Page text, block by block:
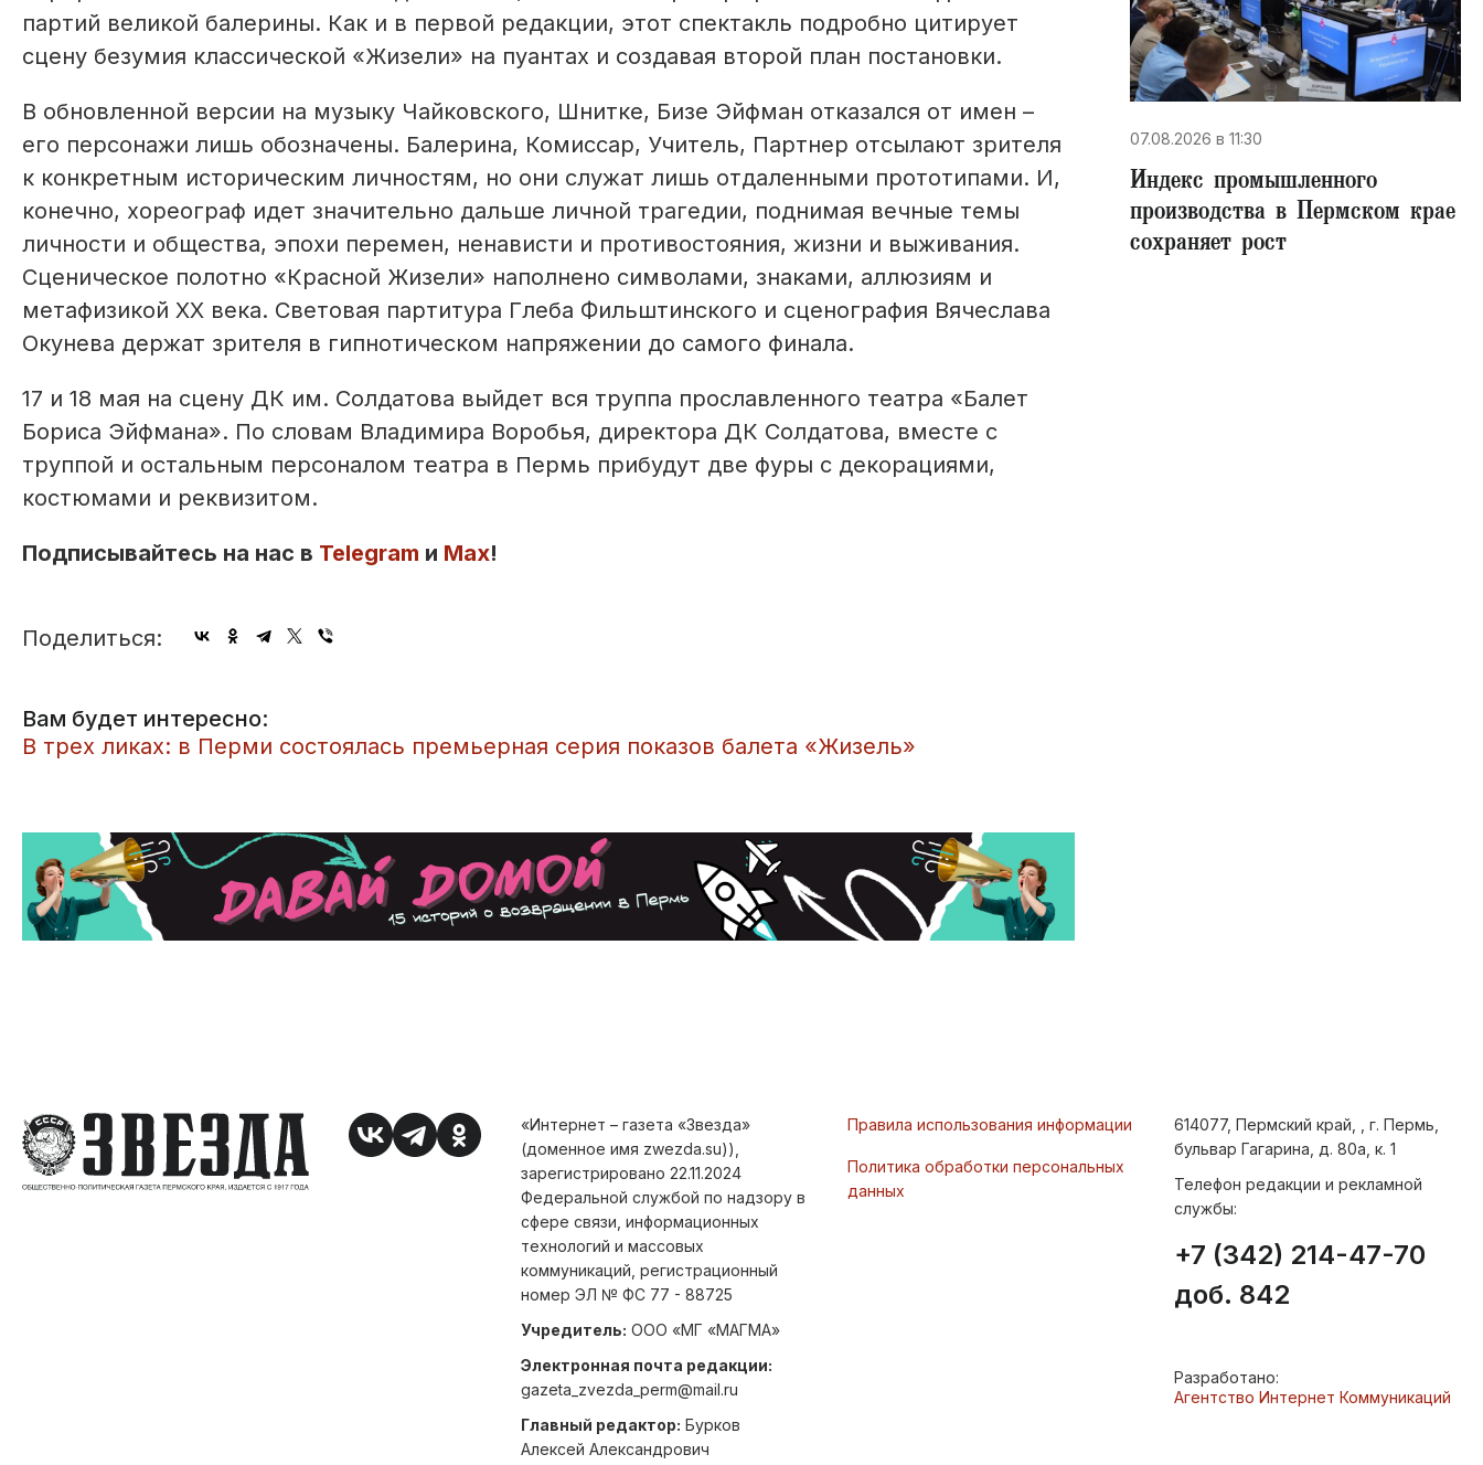
партий великой балерины. Как и в первой редакции, этот спектакль подробно цитирует
сцену безумия классической «Жизели» на пуантах и создавая второй план постановки.
В обновленной версии на музыку Чайковского, Шнитке, Бизе Эйфман отказался от имен –
его персонажи лишь обозначены. Балерина, Комиссар, Учитель, Партнер отсылают зрителя
к конкретным историческим личностям, но они служат лишь отдаленными прототипами. И,
конечно, хореограф идет значительно дальше личной трагедии, поднимая вечные темы
личности и общества, эпохи перемен, ненависти и противостояния, жизни и выживания.
Сценическое полотно «Красной Жизели» наполнено символами, знаками, аллюзиям и
метафизикой ХХ века. Световая партитура Глеба Фильштинского и сценография Вячеслава
Окунева держат зрителя в гипнотическом напряжении до самого финала.
17 и 18 мая на сцену ДК им. Солдатова выйдет вся труппа прославленного театра «Балет
Бориса Эйфмана». По словам Владимира Воробья, директора ДК Солдатова, вместе с
труппой и остальным персоналом театра в Пермь прибудут две фуры с декорациями,
костюмами и реквизитом.
Подписывайтесь на нас в Telegram и Max!
Поделиться:
Вам будет интересно:
​В трех ликах: в Перми состоялась премьерная серия показов балета «Жизель»
07.08.2026 в 11:30
Индекс промышленного
производства в Пермском крае
сохраняет рост
«Интернет – газета «Звезда»
(доменное имя zwezda.su)),
зарегистрировано 22.11.2024
Федеральной службой по надзору в
сфере связи, информационных
технологий и массовых
коммуникаций, регистрационный
номер ЭЛ № ФС 77 - 88725
Учредитель: ООО «МГ «МАГМА»
Электронная почта редакции:
gazeta_zvezda_perm@mail.ru
Главный редактор: Бурков
Алексей Александрович
Правила использования информации
Политика обработки персональных
данных
614077, Пермский край, , г. Пермь,
бульвар Гагарина, д. 80а, к. 1
Телефон редакции и рекламной
службы:
+7 (342) 214-47-70
доб. 842
Разработано:
Агентство Интернет Коммуникаций